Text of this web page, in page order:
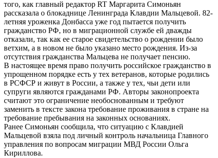
того, как главный редактор RT Маргарита Симоньян
рассказала о блокаднице Ленинграда Клавдии Мальцевой. 82-
летняя уроженка Донбасса уже год пытается получить
гражданство РФ, но в миграционной службе ей дважды
отказали, так как ее старое свидетельство о рождении было
ветхим, а в новом не было указано место рождения. Из-за
отсутствия гражданства Мальцева не получает пенсию.
В настоящее время право получить российское гражданство в
упрощенном порядке есть у тех ветеранов, которые родились
в РСФСР и живут в России, а также у тех, чьи дети или
супруги являются гражданами РФ. Авторы законопроекта
считают это ограничение необоснованным и требуют
заменить в тексте закона требование проживания в стране на
требование пребывания на законных основаниях.
Ранее Симоньян сообщила, что ситуацию с Клавдией
Мальцевой взяла под личный контроль начальница Главного
управления по вопросам миграции МВД России Ольга
Кириллова.